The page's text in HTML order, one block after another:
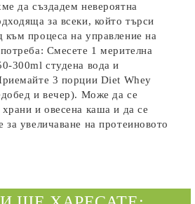
да създадем невероятна
за всеки, който търси
към процеса на управление на
Смесете 1 мерителна
300ml студена вода и
3 порции Diet Whey
и вечер). Може да се
и овесена каша и да се
за увеличаване на протеиновото